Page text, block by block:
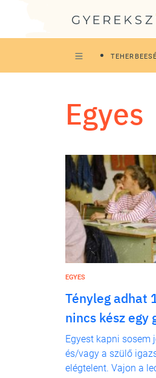
egyes
EGYES
Tényleg adhat
nincs kész egy
Egyest kapni sosem
és/vagy a szülő
elégtelent. Vajon a